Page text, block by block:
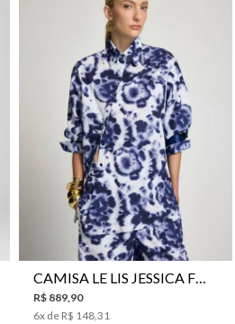
36 38 40 42 44 46
CAMISA LE LIS JESSICA FEMININA
R$ 889,90
6x de R$ 148,31